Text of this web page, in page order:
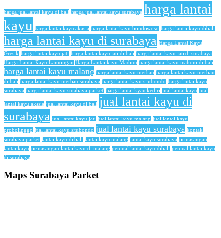
harga jual lantai kayu di bali harga jual lantai kayu surabaya harga lantai
kayu harga lantai kayu akasia harga lantai kayu bondowoso harga lantai kayu dibali
harga lantai kayu di surabaya Harga Lantai Kayu
Gresik harga lantai kayu jati harga lantai kayu jati di bali harga lantai kayu jati di surabaya
Harga Lantai Kayu Lamongan Harga Lantai kayu Madiun harga lantai kayu mahoni di bali
harga lantai kayu malang harga lantai kayu merbau harga lantai kayu merbau
di bali harga lantai kayu merbau surabaya harga lantai kayu situbondo harga lantai kayu
surabaya harga lantai kayu surabaya parket' harga lantai kyau kediri jual lantai kayu jual
lantai kayu akasia jual lantai kayu di bali jual lantai kayu di
surabaya jual lantai kayu jati jual lantai kayu malang jual lantai kayu
probolinggo jual lantai kayu situbondo jual lantai kayu surabaya kontak
surabaya parket lantai kayu di bali lantai kayu malang lantai kayu surabaya pemasangan
lantai kayu pemasangan lantai kayu di malang penjual lantai kayu dibali penjual lantai kayu
di surabaya
Maps Surabaya Parket